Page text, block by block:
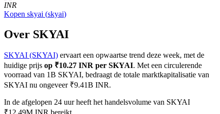
COIN-M-futures
Cryptocurrency-futures
TradFi
INR
Kopen skyai (skyai)
Over SKYAI
SKYAI (SKYAI) ervaart een opwaartse trend deze week, met de
huidige prijs op ₹10.27 INR per SKYAI. Met een circulerende
voorraad van 1B SKYAI, bedraagt de totale marktkapitalisatie van
SKYAI nu ongeveer ₹9.41B INR.
In de afgelopen 24 uur heeft het handelsvolume van SKYAI